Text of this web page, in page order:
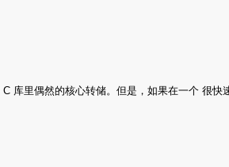
库里偶然的核心转储。但是，如果在一个 很快